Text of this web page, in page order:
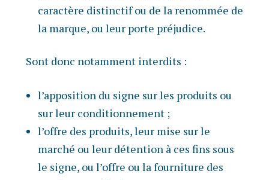
caractère distinctif ou de la renommée de
la marque, ou leur porte préjudice.
Sont donc notamment interdits :
l’apposition du signe sur les produits ou
sur leur conditionnement ;
l’offre des produits, leur mise sur le
marché ou leur détention à ces fins sous
le signe, ou l’offre ou la fourniture des